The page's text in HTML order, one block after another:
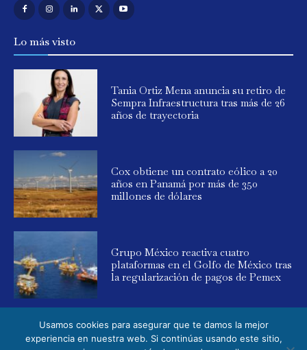
Lo más visto
Tania Ortiz Mena anuncia su retiro de
Sempra Infraestructura tras más de 26
años de trayectoria
Cox obtiene un contrato eólico a 20
años en Panamá por más de 350
millones de dólares
Grupo México reactiva cuatro
plataformas en el Golfo de México tras
la regularización de pagos de Pemex
Usamos cookies para asegurar que te damos la mejor
experiencia en nuestra web. Si continúas usando este sitio,